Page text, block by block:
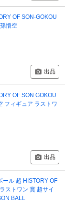
OF SON-GOKOU
悟空
出品
OF SON GOKOU
フィギュア ラストワ
出品
ール 超 HISTORY OF
ストワン 賞 超サイ
BALL